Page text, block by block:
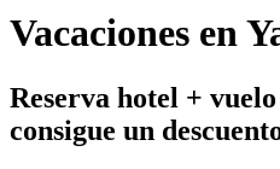
Vacaciones en
Reserva hotel +
consigue un